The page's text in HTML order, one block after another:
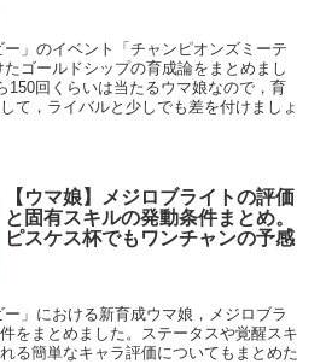
ー」のイベント「チャンピオンズミーテ
ゴールドシップの育成論をまとめまし
150回くらいは当たるウマ娘なので，育
て，ライバルと少しでも差を付けましょ
【ウマ娘】メジロブライトの評価
と固有スキルの発動条件まとめ。
ピスケス杯でもワンチャンの予感
ー」における新育成ウマ娘，メジロブラ
をまとめました。ステータスや覚醒スキ
る簡単なキャラ評価についてもまとめた